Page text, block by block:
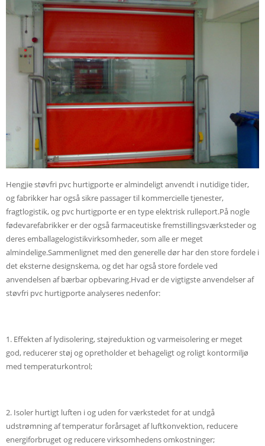
Hengjie støvfri pvc hurtigporte er almindeligt anvendt i nutidige tider,
og fabrikker har også sikre passager til kommercielle tjenester,
fragtlogistik, og pvc hurtigporte er en type elektrisk rulleport.På nogle
fødevarefabrikker er der også farmaceutiske fremstillingsværksteder og
deres emballagelogistikvirksomheder, som alle er meget
almindelige.Sammenlignet med den generelle dør har den store fordele i
det eksterne designskema, og det har også store fordele ved
anvendelsen af ​​bærbar opbevaring.Hvad er de vigtigste anvendelser af
støvfri pvc hurtigporte analyseres nedenfor:
1. Effekten af ​​lydisolering, støjreduktion og varmeisolering er meget
god, reducerer støj og opretholder et behageligt og roligt kontormiljø
med temperaturkontrol;
2. Isoler hurtigt luften i og uden for værkstedet for at undgå
udstrømning af temperatur forårsaget af luftkonvektion, reducere
energiforbruget og reducere virksomhedens omkostninger;